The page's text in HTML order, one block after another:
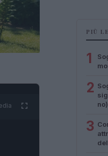
PIÙ
1
2
no)
3